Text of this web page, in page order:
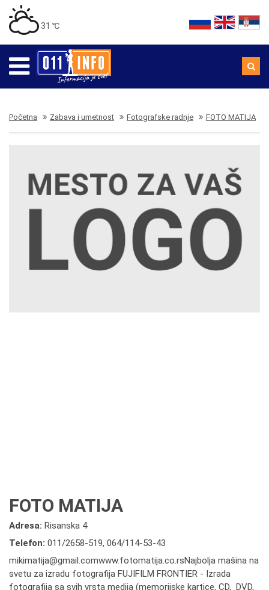
31 ℃
Početna Zabava i umetnost Fotografske radnje FOTO MATIJA
FOTO MATIJA
Adresa: Risanska 4
Telefon: 011/2658-519, 064/114-53-43
mikimatija@gmail.comwww.fotomatija.co.rsNajbolja mašina na
svetu za izradu fotografija FUJIFILM FRONTIER - Izrada
fotografija sa svih vrsta medija (memorijske kartice, CD, DVD,